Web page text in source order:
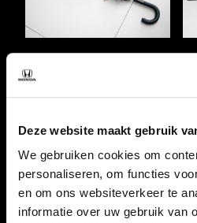
Deze website maakt gebruik
We gebruiken cookies om
personaliseren, om functies
en om ons websiteverkeer te
informatie over uw gebruik van
€19,95
Toevoegen aan
winkelwagen